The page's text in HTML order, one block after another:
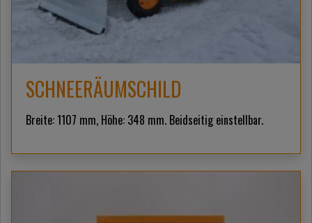
SCHNEERÄUMSCHILD
Breite: 1107 mm, Höhe: 348 mm. Beidseitig einstellbar.